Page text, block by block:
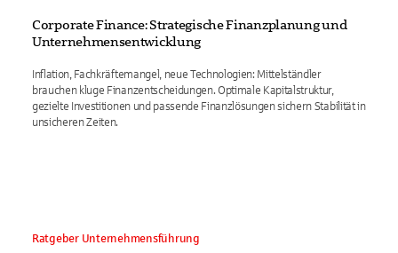
Corporate Finance: Strategische Finanzplanung und
Unternehmensentwicklung
Inflation, Fachkräftemangel, neue Technologien: Mittelständler
brauchen kluge Finanzentscheidungen. Optimale Kapitalstruktur,
gezielte Investitionen und passende Finanzlösungen sichern Stabilität in
unsicheren Zeiten.
Ratgeber Unternehmensführung